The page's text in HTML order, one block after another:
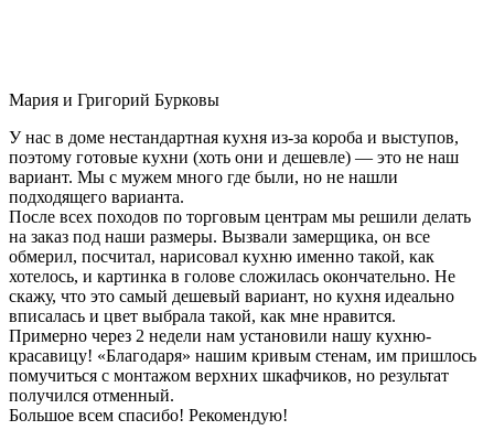
Мария и Григорий Бурковы
У нас в доме нестандартная кухня из-за короба и выступов,
поэтому готовые кухни (хоть они и дешевле) — это не наш
вариант. Мы с мужем много где были, но не нашли
подходящего варианта.
После всех походов по торговым центрам мы решили делать
на заказ под наши размеры. Вызвали замерщика, он все
обмерил, посчитал, нарисовал кухню именно такой, как
хотелось, и картинка в голове сложилась окончательно. Не
скажу, что это самый дешевый вариант, но кухня идеально
вписалась и цвет выбрала такой, как мне нравится.
Примерно через 2 недели нам установили нашу кухню-
красавицу! «Благодаря» нашим кривым стенам, им пришлось
помучиться с монтажом верхних шкафчиков, но результат
получился отменный.
Большое всем спасибо! Рекомендую!